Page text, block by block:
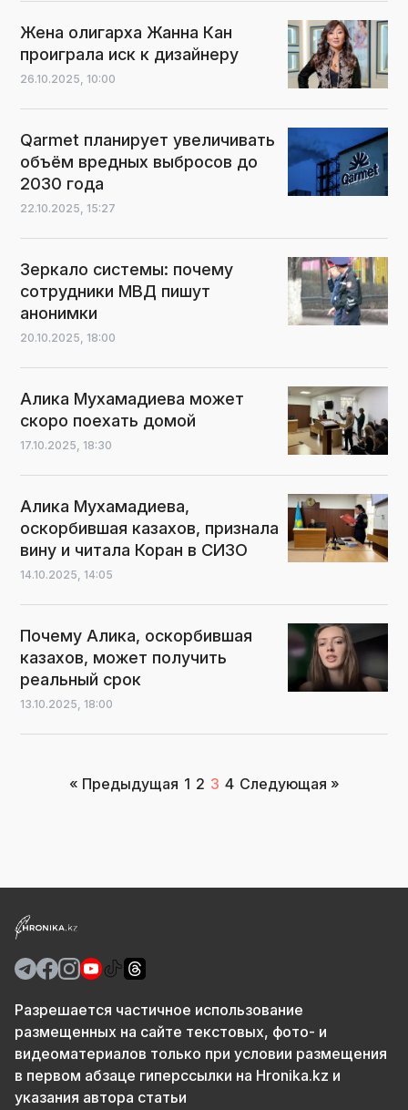
Жена олигарха Жанна Кан
проиграла иск к дизайнеру
26.10.2025, 10:00
Qarmet планирует увеличивать
объём вредных выбросов до
2030 года
22.10.2025, 15:27
Зеркало системы: почему
сотрудники МВД пишут
анонимки
20.10.2025, 18:00
Алика Мухамадиева может
скоро поехать домой
17.10.2025, 18:30
Алика Мухамадиева,
оскорбившая казахов, признала
вину и читала Коран в СИЗО
14.10.2025, 14:05
Почему Алика, оскорбившая
казахов, может получить
реальный срок
13.10.2025, 18:00
Пагинация
« Предыдущая 1 2 3 4 Следующая »
Разрешается частичное использование
размещенных на сайте текстовых, фото- и
видеоматериалов только при условии размещения
в первом абзаце гиперссылки на Hronika.kz и
указания автора статьи